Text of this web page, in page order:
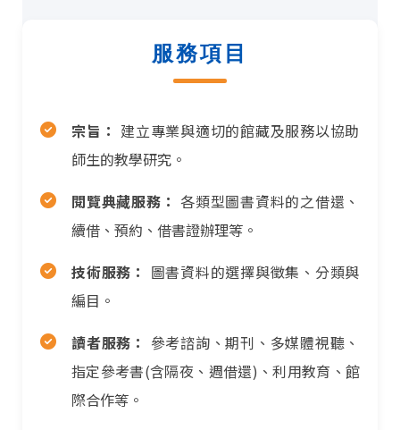
服務項目
宗旨： 建立專業與適切的館藏及服務以協助
師生的教學研究。
閱覽典藏服務： 各類型圖書資料的之借還、
續借、預約、借書證辦理等。
技術服務： 圖書資料的選擇與徵集、分類與
編目。
讀者服務： 參考諮詢、期刊、多媒體視聽、
指定參考書(含隔夜、週借還)、利用教育、館
際合作等。